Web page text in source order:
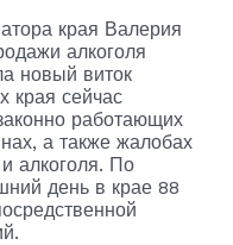
края Валерия
алкоголя
новый виток
края сейчас
работающих
а также жалобах
алкоголя. По
день в крае 88